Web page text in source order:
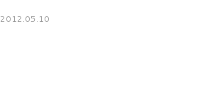
2012.05.10